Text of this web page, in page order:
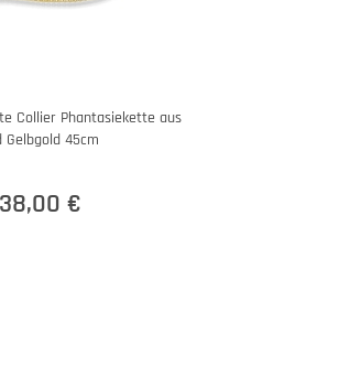
Collier Phantasiekette aus
Gelbgold 45cm
€